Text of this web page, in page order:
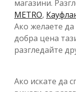
магазини.
METRO,
Ако желаете
добра цена
разгледайте
Ако искате да